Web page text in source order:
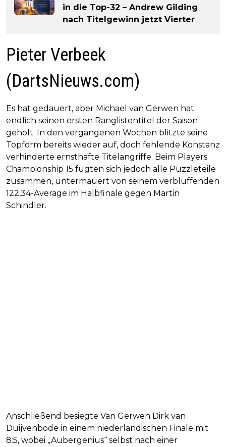
in die Top-32 – Andrew Gilding
nach Titelgewinn jetzt Vierter
Pieter Verbeek
(DartsNieuws.com)
Es hat gedauert, aber Michael van Gerwen hat
endlich seinen ersten Ranglistentitel der Saison
geholt. In den vergangenen Wochen blitzte seine
Topform bereits wieder auf, doch fehlende Konstanz
verhinderte ernsthafte Titelangriffe. Beim Players
Championship 15 fügten sich jedoch alle Puzzleteile
zusammen, untermauert von seinem verblüffenden
122,34-Average im Halbfinale gegen Martin
Schindler.
Anschließend besiegte Van Gerwen Dirk van
Duijvenbode in einem niederländischen Finale mit
8:5, wobei „Aubergenius“ selbst nach einer